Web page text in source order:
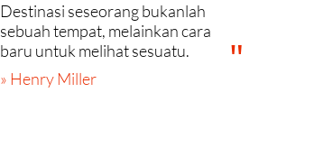
Destinasi seseorang bukanlah
sebuah tempat, melainkan cara
baru untuk melihat sesuatu.
» Henry Miller